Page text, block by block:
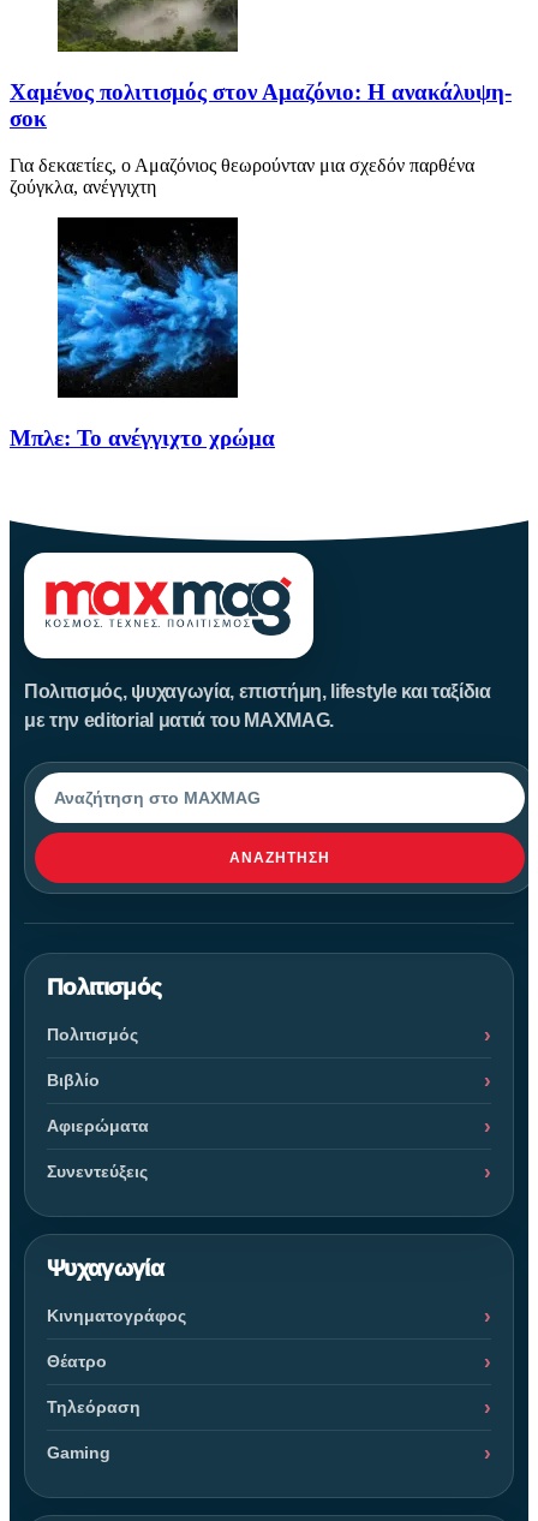
Χαμένος πολιτισμός στον Αμαζόνιο: Η ανακάλυψη-
σοκ
Για δεκαετίες, ο Αμαζόνιος θεωρούνταν μια σχεδόν παρθένα
ζούγκλα, ανέγγιχτη
Μπλε: Το ανέγγιχτο χρώμα
Πολιτισμός, ψυχαγωγία, επιστήμη, lifestyle και ταξίδια
με την editorial ματιά του MAXMAG.
Αναζήτηση
ΑΝΑΖΉΤΗΣΗ
Πολιτισμός
Πολιτισμός
Βιβλίο
Αφιερώματα
Συνεντεύξεις
Ψυχαγωγία
Κινηματογράφος
Θέατρο
Τηλεόραση
Gaming